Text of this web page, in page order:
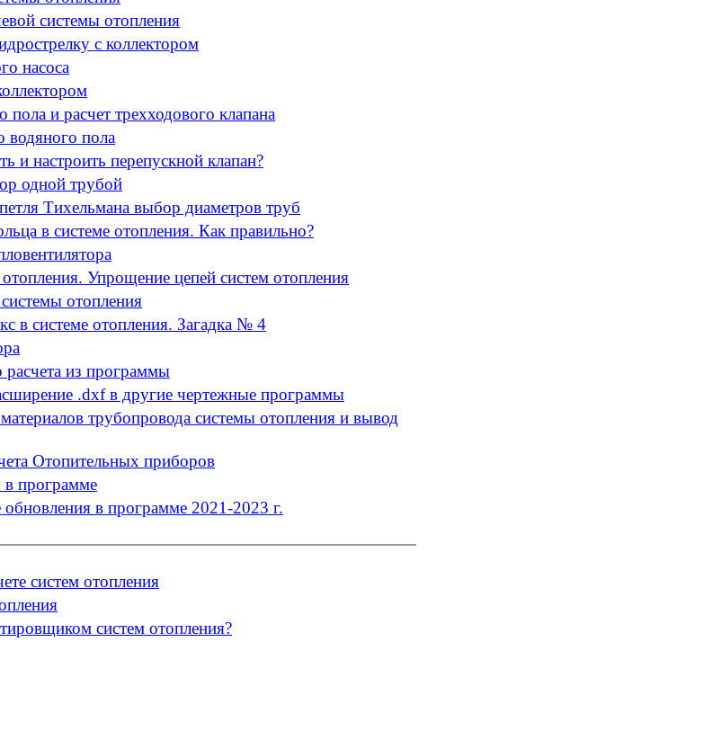
системы отопления
с коллектором
насоса
пола и расчет трехходового клапана
водяного пола
и настроить перепускной клапан?
одной трубой
Тихельмана выбор диаметров труб
в системе отопления. Как правильно?
Упрощение цепей систем отопления
отопления
в системе отопления. Загадка № 4
расчета из программы
.dxf в другие чертежные программы
трубопровода системы отопления и вывод
Отопительных приборов
программе
в программе 2021-2023 г.
систем отопления
систем отопления?